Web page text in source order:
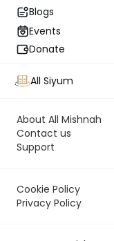
Blogs
Events
Donate
All Siyum
About All Mishnah
Contact us
Support
Cookie Policy
Privacy Policy
Rabbi
משנה ד
בן גוריון כשעלו לבקרו
דברים גזרו בו ביום